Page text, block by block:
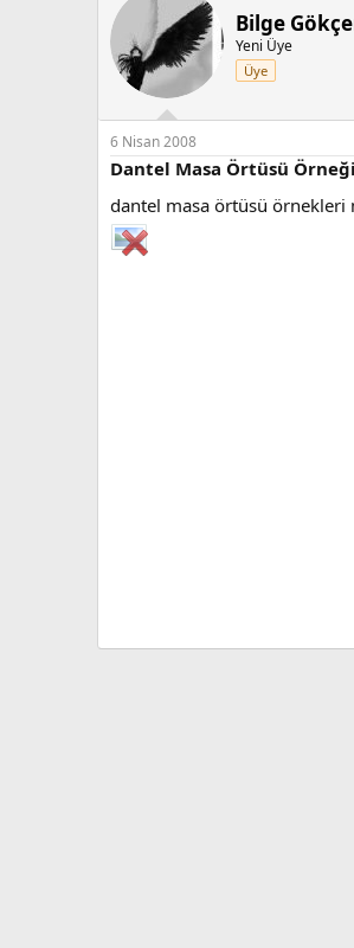
b
y
u
a
ş
l
a
t
a
n
l
a
n
g
ç
a
r
i
Bilge
Yeni Üye
Üye
6 Nisan 2008
Dantel Masa Örtüsü Örneği
dantel masa örtüsü